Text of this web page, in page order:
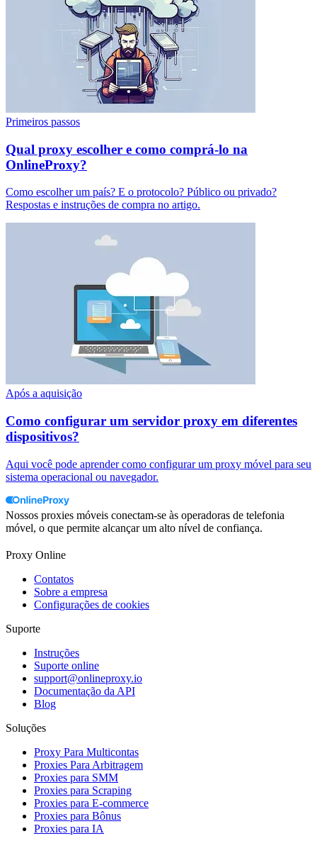
Primeiros passos
Qual proxy escolher e como comprá-lo na
OnlineProxy?
Como escolher um país? E o protocolo? Público ou privado?
Respostas e instruções de compra no artigo.
Após a aquisição
Como configurar um servidor proxy em diferentes
dispositivos?
Aqui você pode aprender como configurar um proxy móvel para seu
sistema operacional ou navegador.
Nossos proxies móveis conectam-se às operadoras de telefonia
móvel, o que permite alcançar um alto nível de confiança.
Proxy Online
Contatos
Sobre a empresa
Configurações de cookies
Suporte
Instruções
Suporte online
support@onlineproxy.io
Documentação da API
Blog
Soluções
Proxy Para Multicontas
Proxies Para Arbitragem
Proxies para SMM
Proxies para Scraping
Proxies para E-commerce
Proxies para Bônus
Proxies para IA